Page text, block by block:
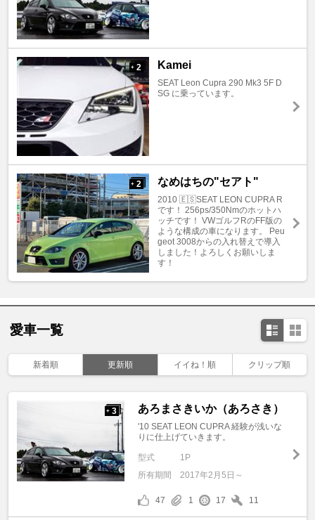
+ 2 Kamei
SEAT Leon Cupra 290 Mk3 5F D
SG に乗っています。
+ 2 なめはちの"セアト"
2010 🇪🇸SEAT LEON CUPRA R
です！ 256ps/350Nmのホットハ
ッチです！ VWゴルフRのFF版の
ような構成の車になります。 Peu
geot 3008からの入れ替えで導入
しました！よろしくお願いしま
す！
愛車一覧
新着順 更新順 イイね！順 クリップ順
+ 3 あろまさきいか（あろさき）
'10 SEAT LEON CUPRA 経験が浅いな
りに仕上げていきます。
型式
1P
所有期間
2017年2月5日～
47 1 17 11